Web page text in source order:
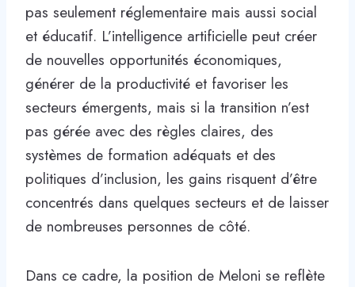
pas seulement réglementaire mais aussi social
et éducatif. L’intelligence artificielle peut créer
de nouvelles opportunités économiques,
générer de la productivité et favoriser les
secteurs émergents, mais si la transition n’est
pas gérée avec des règles claires, des
systèmes de formation adéquats et des
politiques d’inclusion, les gains risquent d’être
concentrés dans quelques secteurs et de laisser
de nombreuses personnes de côté.
Dans ce cadre, la position de Meloni se reflète